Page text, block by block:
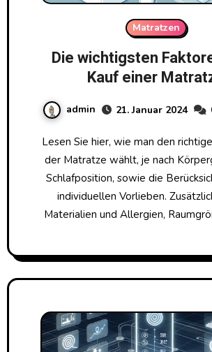
Matratzen
Die wichtigsten
Kauf einer
admin 21. Januar 2024
Lesen Sie hier, wie man den richtigen Härtegrad
der Matratze wählt, je nach
Schlafposition, sowie die
individuellen Vorlieben.
Materialien und Allergien,